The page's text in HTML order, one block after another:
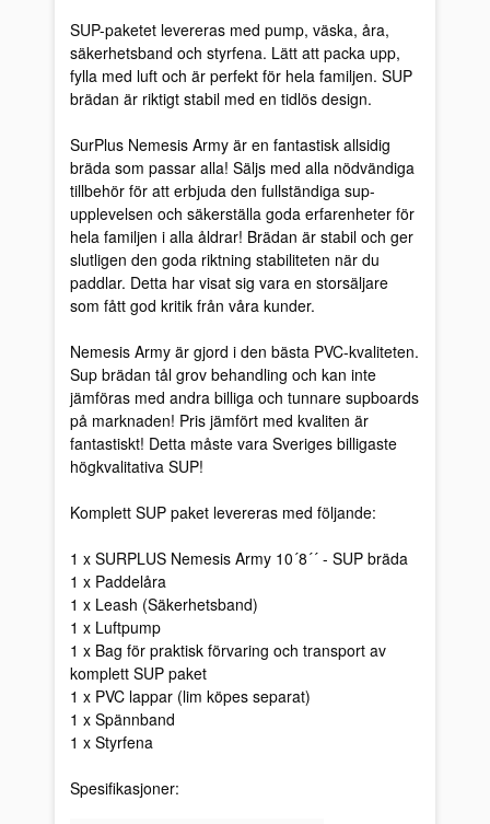
SUP-paketet levereras med pump, väska, åra,
säkerhetsband och styrfena. Lätt att packa upp,
fylla med luft och är perfekt för hela familjen. SUP
brädan är riktigt stabil med en tidlös design.
SurPlus Nemesis Armyär en fantastisk allsidig
bräda som passar alla! Säljs med alla nödvändiga
tillbehör för att erbjuda den fullständiga sup-
upplevelsen och säkerställa goda erfarenheter för
hela familjen i alla åldrar! Brädan är stabil och ger
slutligen den goda riktning stabiliteten när du
paddlar. Detta har visat sig vara en storsäljare
som fått god kritik från våra kunder.
Nemesis Armyär gjord i den bästa PVC-kvaliteten.
Sup brädan tål grov behandling och kan inte
jämföras med andra billiga och tunnare supboards
på marknaden! Pris jämfört med kvaliten är
fantastiskt! Detta måste vara Sveriges billigaste
högkvalitativa SUP!
Komplett SUP paket levereras med följande:
1 x SURPLUS Nemesis Army 10´8´´ - SUP bräda
1 x Paddelåra
1 x Leash (Säkerhetsband)
1 x Luftpump
1 x Bag för praktisk förvaring och transport av
komplett SUP paket
1 x PVC lappar (lim köpes separat)
1 x Spännband
1 x Styrfena
Spesifikasjoner: